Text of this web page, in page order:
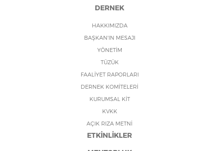
DERNEK
HAKKIMIZDA
BAŞKAN'IN MESAJI
YÖNETİM
TÜZÜK
FAALİYET RAPORLARI
DERNEK KOMİTELERİ
KURUMSAL KİT
KVKK
AÇIK RIZA METNİ
ETKİNLİKLER